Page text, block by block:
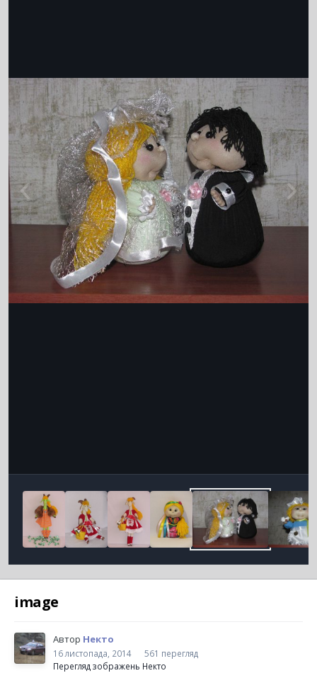
image
Автор Некто
16 листопада, 2014
561 перегляд
Перегляд зображень Некто